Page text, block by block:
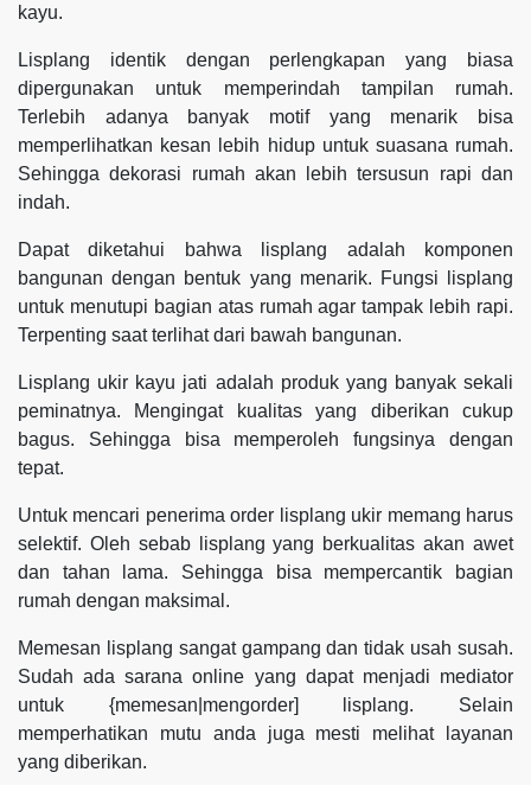
kayu.
Lisplang identik dengan perlengkapan yang biasa
dipergunakan untuk memperindah tampilan rumah.
Terlebih adanya banyak motif yang menarik bisa
memperlihatkan kesan lebih hidup untuk suasana rumah.
Sehingga dekorasi rumah akan lebih tersusun rapi dan
indah.
Dapat diketahui bahwa lisplang adalah komponen
bangunan dengan bentuk yang menarik. Fungsi lisplang
untuk menutupi bagian atas rumah agar tampak lebih rapi.
Terpenting saat terlihat dari bawah bangunan.
Lisplang ukir kayu jati adalah produk yang banyak sekali
peminatnya. Mengingat kualitas yang diberikan cukup
bagus. Sehingga bisa memperoleh fungsinya dengan
tepat.
Untuk mencari penerima order lisplang ukir memang harus
selektif. Oleh sebab lisplang yang berkualitas akan awet
dan tahan lama. Sehingga bisa mempercantik bagian
rumah dengan maksimal.
Memesan lisplang sangat gampang dan tidak usah susah.
Sudah ada sarana online yang dapat menjadi mediator
untuk {memesan|mengorder] lisplang. Selain
memperhatikan mutu anda juga mesti melihat layanan
yang diberikan.